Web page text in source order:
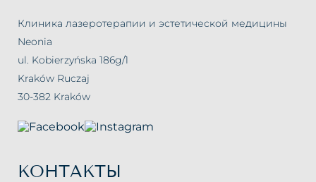
Клиника лазеротерапии и эстетической медицины
Neonia
ul. Kobierzyńska 186g/1
Kraków Ruczaj
30-382 Kraków
КОНТАКТЫ